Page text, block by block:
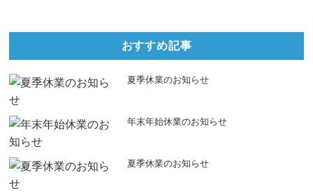
おすすめ記事
夏季休業のお知らせ
年末年始休業のお知らせ
夏季休業のお知らせ